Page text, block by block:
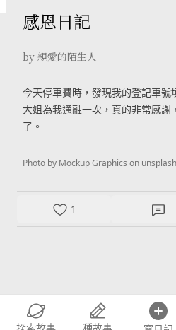
感恩日記
by 親愛的陌生人
今天停車費時，發現我的登記車號
大姐為我通融一次，真的非常感謝
了。
Photo by Mockup Graphics on unsplash
1
探索故事 種故事